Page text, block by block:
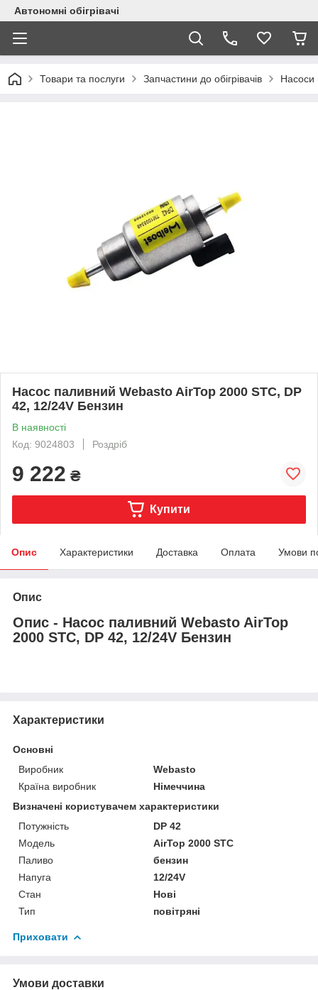
Автономні обігрівачі
Товари та послуги Запчастини до обігрівачів Насоси
Насос паливний Webasto AirTop 2000 STC, DP
42, 12/24V Бензин
В наявності
Код: 9024803
Роздріб
9 222 ₴
Купити
Опис Характеристики Доставка Оплата Умови
Опис
Опис - Насос паливний Webasto AirTop
2000 STC, DP 42, 12/24V Бензин
Характеристики
Основні
Виробник
Webasto
Країна виробник
Німеччина
Визначені користувачем характеристики
Потужність
DP 42
Модель
AirTop 2000 STC
Паливо
бензин
Напуга
12/24V
Стан
Нові
Тип
повітряні
Приховати
Умови доставки